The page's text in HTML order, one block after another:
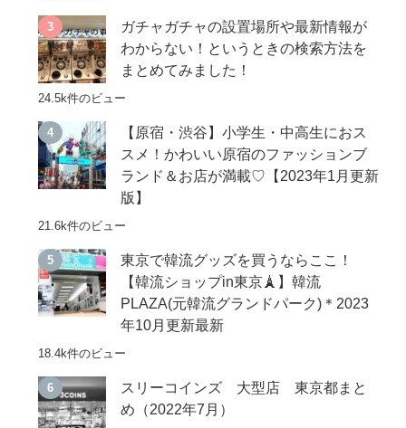
ガチャガチャの設置場所や最新情報が
わからない！というときの検索方法を
まとめてみました！
24.5k件のビュー
【原宿・渋谷】小学生・中高生におス
スメ！かわいい原宿のファッションブ
ランド＆お店が満載♡【2023年1月更新
版】
21.6k件のビュー
東京で韓流グッズを買うならここ！
【韓流ショップin東京🗼】韓流
PLAZA(元韓流グランドパーク)＊2023
年10月更新最新
18.4k件のビュー
スリーコインズ 大型店 東京都まと
め（2022年7月）